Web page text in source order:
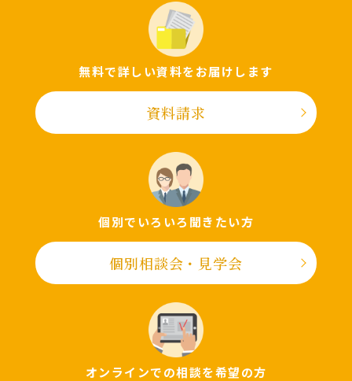
無料で詳しい資料をお届けします
資料請求
個別でいろいろ聞きたい⽅
個別相談会・⾒学会
オンラインでの相談を希望の⽅